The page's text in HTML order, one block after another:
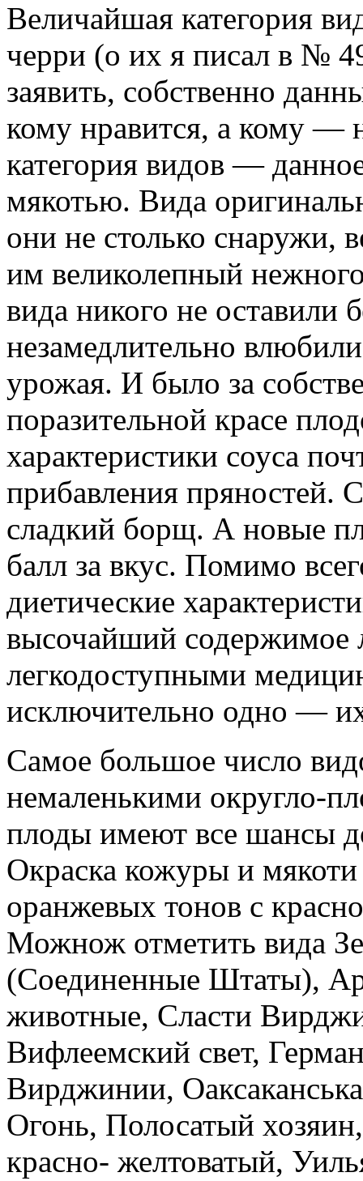
Величайшая категория
черри (о их я писал в №
заявить, собственно
кому нравится, а кому —
категория видов —
мякотью. Вида
они не столько снаружи,
им великолепный
вида никого не оставили
незамедлительно
урожая. И было за
поразительной красе
характеристики соуса
прибавления пряностей.
сладкий борщ. А новые
балл за вкус. Помимо
диетические
высочайший содержимое
легкодоступными
исключительно одно —
Самое большое число
немаленькими округло-
плоды имеют все шансы
Окраска кожуры и
оранжевых тонов с
Можнож отметить вида
(Соединенные Штаты),
животные, Сласти
Вифлеемский свет,
Вирджинии,
Огонь, Полосатый
красно- желтоватый,